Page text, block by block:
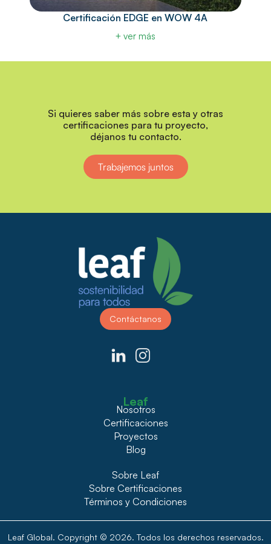
Certificación EDGE en WOW 4A
+ ver más
Si quieres saber más sobre esta y otras
certificaciones para tu proyecto,
déjanos tu contacto.
Trabajemos juntos
Contáctanos
Leaf
Nosotros
Certificaciones
Proyectos
Blog
Sobre Leaf
Sobre Certificaciones
Términos y Condiciones
Leaf Global. Copyright © 2026. Todos los derechos reservados.